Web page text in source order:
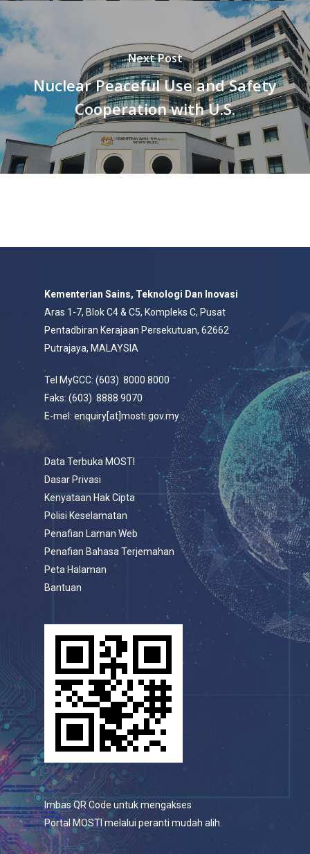
Next Post
Nuclear Peaceful Use and Safety
Cooperation with U.S.
Kementerian Sains, Teknologi Dan Inovasi
Aras 1-7, Blok C4 & C5, Kompleks C, Pusat
Pentadbiran Kerajaan Persekutuan, 62662
Putrajaya, MALAYSIA
Tel MyGCC: (603) 8000 8000
Faks: (603) 8888 9070
E-mel: enquiry[at]mosti.gov.my
Data Terbuka MOSTI
Dasar Privasi
Kenyataan Hak Cipta
Polisi Keselamatan
Penafian Laman Web
Penafian Bahasa Terjemahan
Peta Halaman
Bantuan
Imbas QR Code untuk mengakses
Portal MOSTI melalui peranti mudah alih.